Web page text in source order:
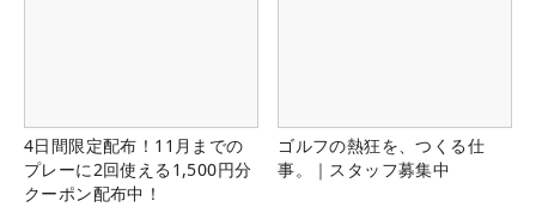
4日間限定配布！11月までの
プレーに2回使える1,500円分
クーポン配布中！
ゴルフの熱狂を、つくる仕
事。｜スタッフ募集中